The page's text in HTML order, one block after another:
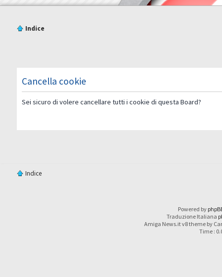
Indice
Cancella cookie
Sei sicuro di volere cancellare tutti i cookie di questa Board?
Indice
Powered by
Traduzione Italiana
Amiga News.it v8 theme by
Time :